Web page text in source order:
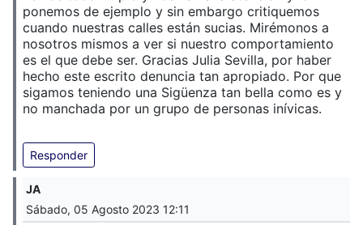
ponemos de ejemplo y sin embargo critiquemos
cuando nuestras calles están sucias. Mirémonos a
nosotros mismos a ver si nuestro comportamiento
es el que debe ser. Gracias Julia Sevilla, por haber
hecho este escrito denuncia tan apropiado. Por que
sigamos teniendo una Sigüenza tan bella como es y
no manchada por un grupo de personas inívicas.
Responder
JA
Sábado, 05 Agosto 2023 12:11